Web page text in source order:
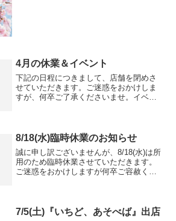
4月の休業＆イベント
下記の日程につきまして、店舗を閉めさ
せていただきます。ご迷惑をおかけしま
すが、何卒ご了承くださいませ。イベン
ン...
8/18(水)臨時休業のお知らせ
誠に申し訳ございませんが、8/18(水)は所
用のため臨時休業させていただきます。
ご迷惑をおかけしますが何卒ご容赦くだ
7/5(土)『いちど、あそべば』出店